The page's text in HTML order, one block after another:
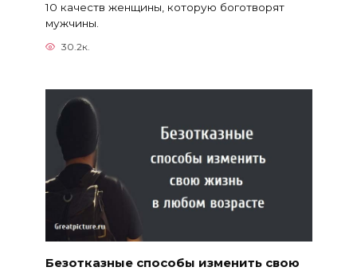
10 качеств женщины, которую боготворят
мужчины.
30.2к.
Безотказные способы изменить свою